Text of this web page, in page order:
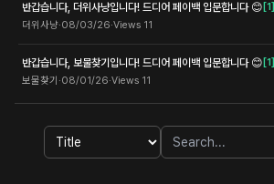
반갑습니다, 더위사냥입니다! 드디어 페이백 입문합니다 😊 [1]
더위사냥·08/03/26·Views 11
반갑습니다, 보물찾기입니다! 드디어 페이백 입문합니다 😊 [1]
보물찾기 ·08/01/26·Views 11